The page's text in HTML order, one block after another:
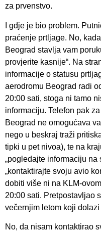
za prvenstvo.
I gdje je bio problem.
praćenje prtljage. No,
Beograd stavlja vam
provjerite kasnije“. Na
informacije o statusu
aerodromu Beograd radi
20:00 sati, stoga ni tamo
informaciju. Telefon pak
Beograd ne omogućava
nego u beskraj traži
tipki u pet nivoa), te na
„pogledajte informaciju na
„kontaktirajte svoju avio
dobiti više ni na KLM-
20:00 sati. Pretpostavljao
večernjim letom koji
No, da nisam kontaktirao